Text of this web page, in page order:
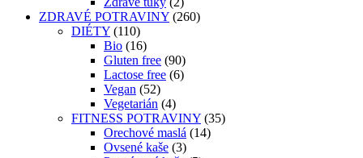
ZDRAVÉ POTRAVINY (260)
DIÉTY (110)
Bio (16)
Gluten free (90)
Lactose free (6)
Vegan (52)
Vegetarián (4)
FITNESS POTRAVINY (35)
Orechové maslá (14)
Ovsené kaše (3)